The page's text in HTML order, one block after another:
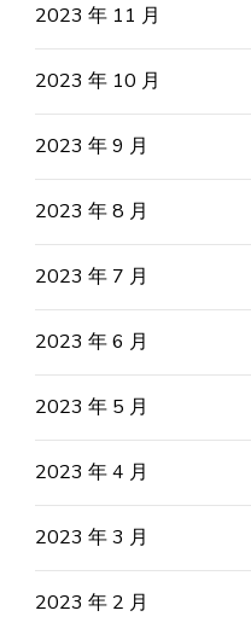
2023 年 11 月
2023 年 10 月
2023 年 9 月
2023 年 8 月
2023 年 7 月
2023 年 6 月
2023 年 5 月
2023 年 4 月
2023 年 3 月
2023 年 2 月